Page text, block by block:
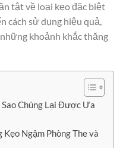
tật về loại kẹo đặc biệt
cách sử dụng hiệu quả,
khoảnh khắc thăng
Sao Chúng Lại Được Ưa
Ngậm Phòng The và